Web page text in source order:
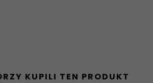
KUPILI TEN PRODUKT